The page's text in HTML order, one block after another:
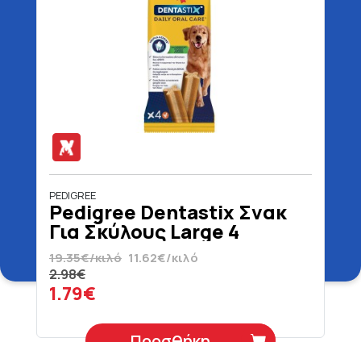
PEDIGREE
Pedigree Dentastix Σνακ
Για Σκύλους Large 4
Τεμάχια 154 gr
19.35€/κιλό 11.62€/κιλό
2.98€
1.79€